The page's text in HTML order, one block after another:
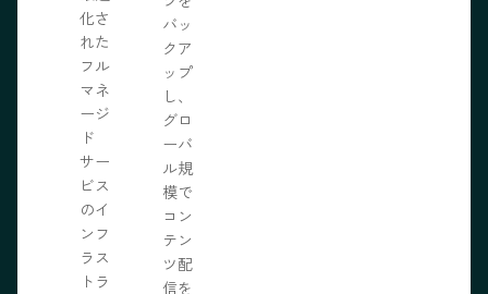
化さ
れた
フル
マネ
ージ
ド
サー
ビス
のイ
ンフ
ラス
トラ
バッ
クア
ップ
し、
グロ
ーバ
ル規
模で
コン
テン
ツ配
信を